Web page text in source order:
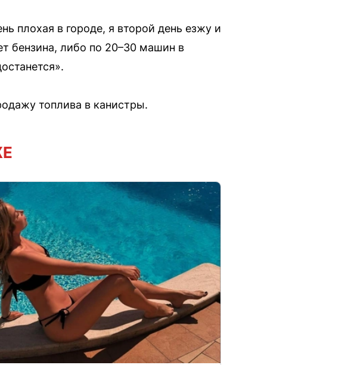
плохая в городе, я второй день езжу и
бензина, либо по 20–30 машин в
топлива в канистры.